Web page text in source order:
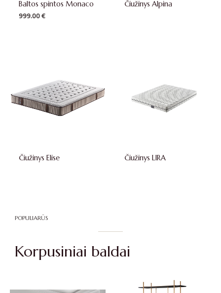
Baltos spintos Monaco
999.00€
Čiužinys Alpina
Čiužinys Elise Čiužinys LIRA
POPULIARŪS
Korpusiniai baldai